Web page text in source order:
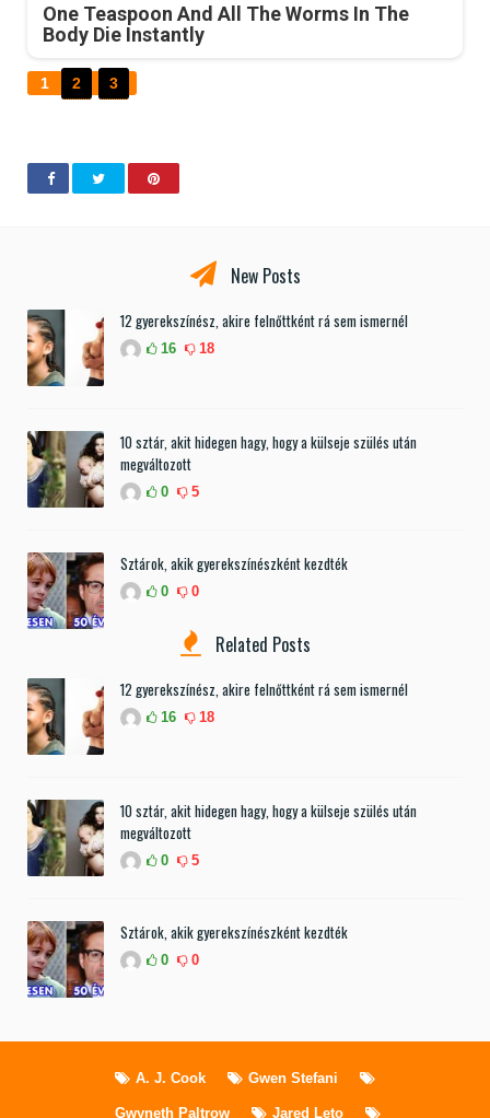
One Teaspoon And All The Worms In The
Body Die Instantly
1 2 3
New Posts
12 gyerekszínész, akire felnőttként rá sem ismernél
16 18
10 sztár, akit hidegen hagy, hogy a külseje szülés után
megváltozott
0 5
Sztárok, akik gyerekszínészként kezdték
0 0
Related Posts
12 gyerekszínész, akire felnőttként rá sem ismernél
16 18
10 sztár, akit hidegen hagy, hogy a külseje szülés után
megváltozott
0 5
Sztárok, akik gyerekszínészként kezdték
0 0
A. J. Cook Gwen Stefani
Gwyneth Paltrow Jared Leto